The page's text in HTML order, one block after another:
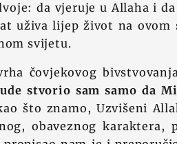
da vjeruje u Allaha i
uživa lijep život na ovom
svijetu.
čovjekovog
stvorio sam samo da
što znamo, Uzvišeni
obaveznog karaktera,